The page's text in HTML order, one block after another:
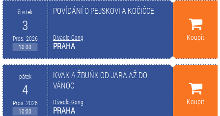
čtvrtek
3
Pros. 2026
10:00
POVÍDÁNÍ O PEJSKOVI A KOČIČCE
Divadlo Gong
PRAHA
Koupit
pátek
4
Pros. 2026
10:00
KVAK A ŽBUŇK OD JARA AŽ DO
VÁNOC
Divadlo Gong
PRAHA
Koupit